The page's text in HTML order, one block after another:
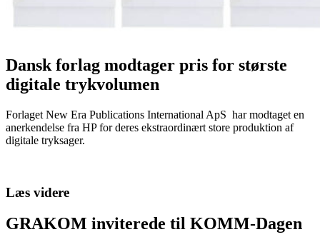
Dansk forlag modtager pris for største
digitale trykvolumen
Forlaget New Era Publications International ApS har modtaget en
anerkendelse fra HP for deres ekstraordinært store produktion af
digitale tryksager.
Læs videre
GRAKOM inviterede til KOMM-Dagen